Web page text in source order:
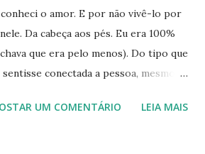
o amor. E por não vivê-lo por
Da cabeça aos pés. Eu era 100%
que era pelo menos). Do tipo que
conectada a pessoa, mesmo
que quando terminava, não se
UM COMENTÁRIO LEIA MAIS